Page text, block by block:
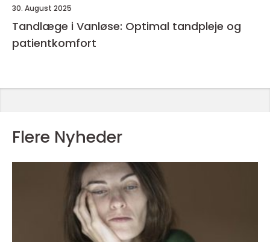
30. August 2025
Tandlæge i Vanløse: Optimal tandpleje og
patientkomfort
Flere Nyheder